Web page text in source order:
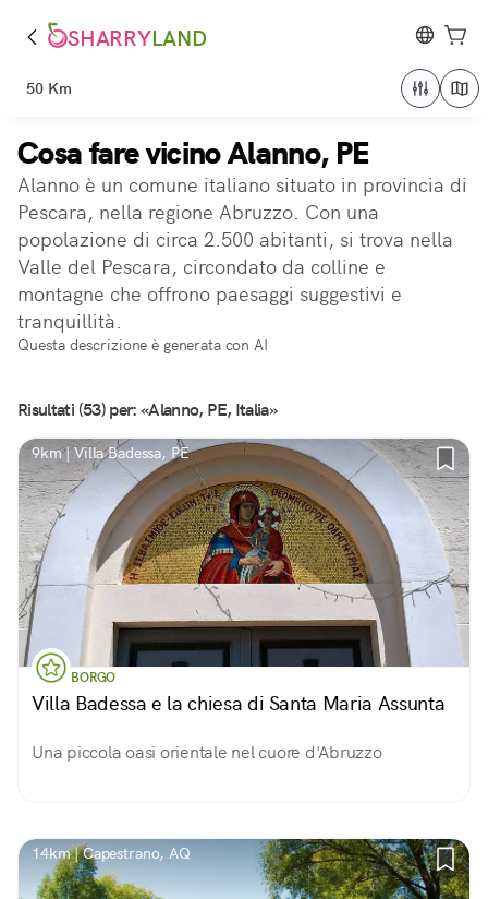
SHARRYLAND
50 Km
Cosa fare vicino Alanno, PE
Alanno è un comune italiano situato in provincia di
Pescara, nella regione Abruzzo. Con una
popolazione di circa 2.500 abitanti, si trova nella
Valle del Pescara, circondato da colline e
montagne che offrono paesaggi suggestivi e
tranquillità.
Questa descrizione è generata con AI
Risultati (53) per: «Alanno, PE, Italia»
9km | Villa Badessa, PE
BORGO
Villa Badessa e la chiesa di Santa Maria Assunta
Una piccola oasi orientale nel cuore d'Abruzzo
14km | Capestrano, AQ